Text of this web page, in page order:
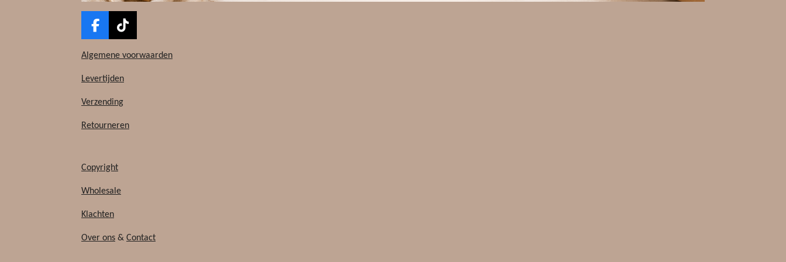
F
a
c
b
o
T
i
k
o
Algemene voorwaarden
Levertijden
Verzending
Retourneren
Copyright
Wholesale
Klachten
Over ons & Contact